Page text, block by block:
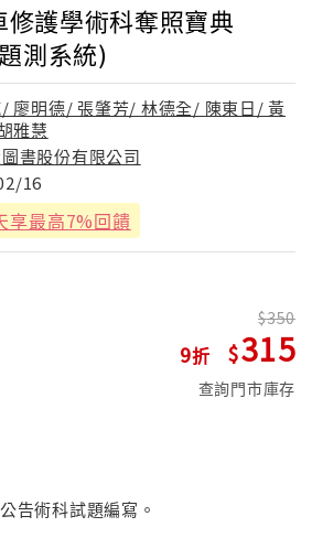
護學術科奪照寶典
測系統)
廖明德/ 張肇芳/ 林德全/ 陳東日/ 黃
雅慧
書股份有限公司
16
享最高7%回饋
9
350
315
查詢門市庫存
告術科試題編寫。